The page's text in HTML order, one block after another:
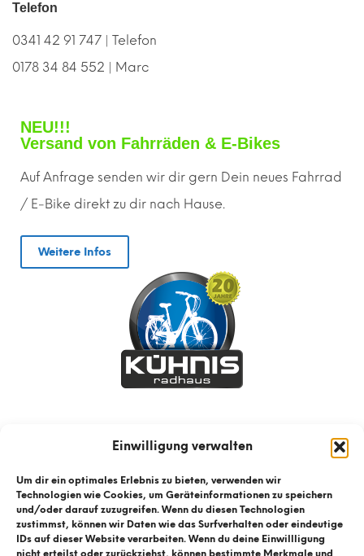
Einwilligung verwalten
Um dir ein optimales Erlebnis zu bieten, verwenden wir
Technologien wie Cookies, um Geräteinformationen zu speichern
und/oder darauf zuzugreifen. Wenn du diesen Technologien
zustimmst, können wir Daten wie das Surfverhalten oder eindeutige
IDs auf dieser Website verarbeiten. Wenn du deine Einwillligung
nicht erteilst oder zurückziehst, können bestimmte Merkmale und
Telefon
0341 42 91 747 | Telefon
0178 34 84 552 | Marc
NEU!!!
Versand von Fahrräden & E-Bikes
Auf Anfrage senden wir dir gern Dein neues Fahrrad
/ E-Bike direkt zu dir nach Hause.
Weitere Infos